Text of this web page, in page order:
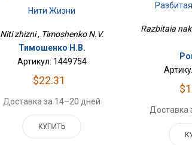
Нити Жизни
Niti zhizni , Timoshenko N.V.
Тимошенко Н.В.
Артикул: 1449754
$22.31
Доставка за 14–20 дней
КУПИТЬ
Razbitaia
Доставка